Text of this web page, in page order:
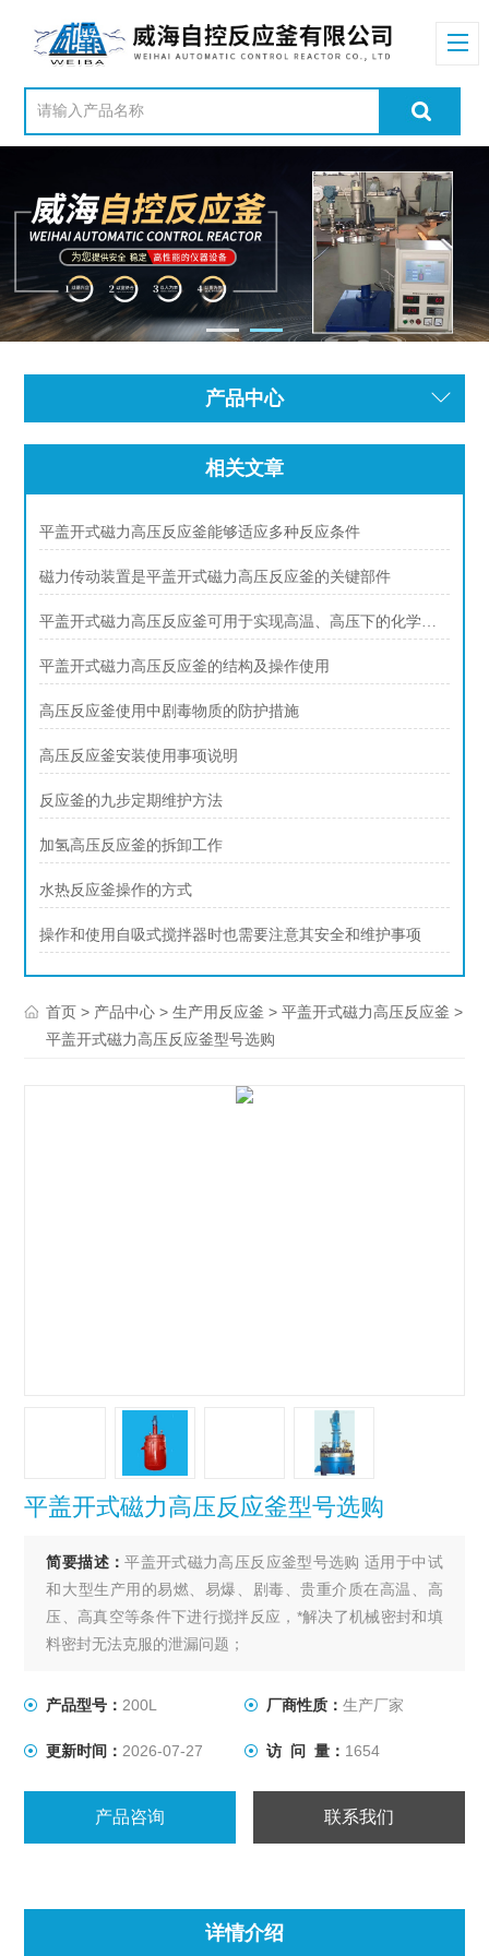
产品中心
相关文章
平盖开式磁力高压反应釜能够适应多种反应条件
磁力传动装置是平盖开式磁力高压反应釜的关键部件
平盖开式磁力高压反应釜可用于实现高温、高压下的化学反应
平盖开式磁力高压反应釜的结构及操作使用
高压反应釜使用中剧毒物质的防护措施
高压反应釜安装使用事项说明
反应釜的九步定期维护方法
加氢高压反应釜的拆卸工作
水热反应釜操作的方式
操作和使用自吸式搅拌器时也需要注意其安全和维护事项
首页 > 产品中心 >生产用反应釜 >平盖开式磁力高压反应釜 >
平盖开式磁力高压反应釜型号选购
平盖开式磁力高压反应釜型号选购
简要描述：平盖开式磁力高压反应釜型号选购 适用于中试
和大型生产用的易燃、易爆、剧毒、贵重介质在高温、高
压、高真空等条件下进行搅拌反应，*解决了机械密封和填
料密封无法克服的泄漏问题；
产品型号： 200L 厂商性质： 生产厂家
更新时间： 2026-07-27 访 问 量： 1654
产品咨询 联系我们
详情介绍